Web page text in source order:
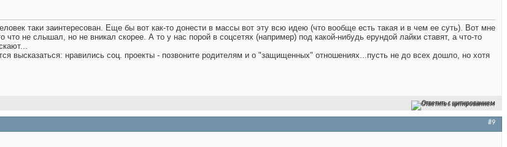
таки заинтересован. Еще бы вот как-то донести в массы вот эту всю идею (что вообще есть такая и в чем ее суть). Вот мне
не слышал, но не вникал скорее. А то у нас порой в соцсетях (например) под какой-нибудь ерундой лайки ставят, а что-то
высказаться: нравились соц. проекты - позвоните родителям и о "защищенных" отношениях...пусть не до всех дошло, но хотя
Ответить с цитированием
#9